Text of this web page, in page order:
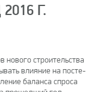
Г.
нового строительства
влияние на посте-
баланса спроса